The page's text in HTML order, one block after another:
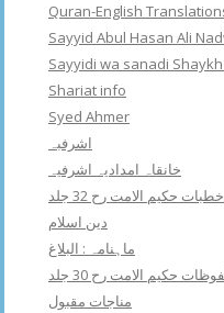
Quran-English
Sayyid Abul Hasan Ali
Sayyidi wa sanadi
Shariat info
Syed Ahmer
اشرفبہ
خانقاہ امدادیہ اشرفیہ
خطبات حکیم الامت رح 32 جلد
دین اسلام
ماہنامہ : البلاغ
حکیم الامت رح 30 جلد
مناجات مقبول